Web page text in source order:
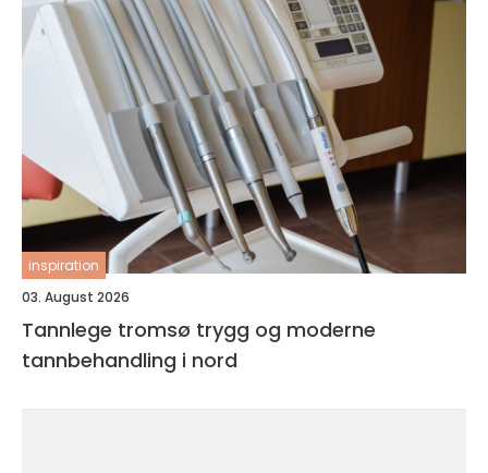
inspiration
03. August 2026
Tannlege tromsø trygg og moderne
tannbehandling i nord